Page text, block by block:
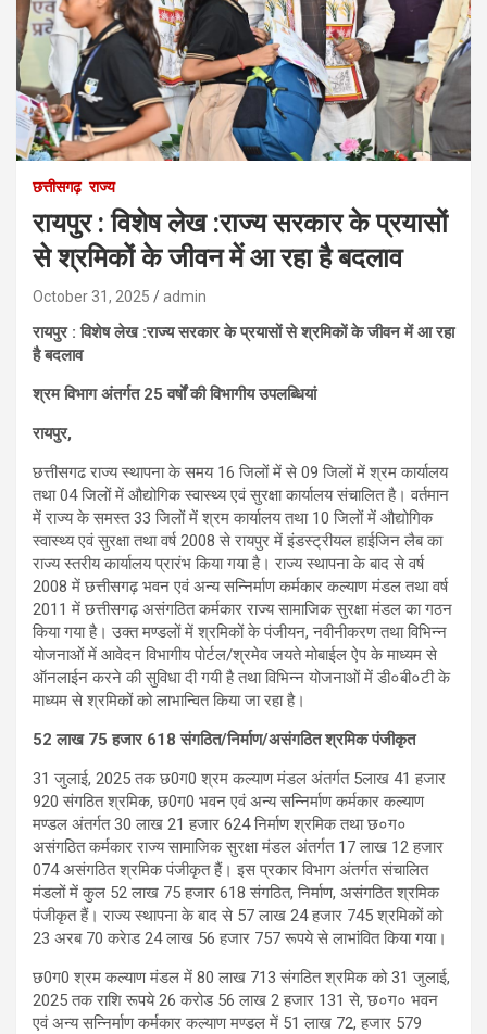
छत्तीसगढ़ राज्य
रायपुर : विशेष लेख :राज्य सरकार के प्रयासों
से श्रमिकों के जीवन में आ रहा है बदलाव
October 31, 2025 admin
रायपुर : विशेष लेख :राज्य सरकार के प्रयासों से श्रमिकों के जीवन में आ रहा
है बदलाव
श्रम विभाग अंतर्गत 25 वर्षों की विभागीय उपलब्धियां
रायपुर,
छत्तीसगढ राज्य स्थापना के समय 16 जिलों में से 09 जिलों में श्रम कार्यालय
तथा 04 जिलों में औद्योगिक स्वास्थ्य एवं सुरक्षा कार्यालय संचालित है। वर्तमान
में राज्य के समस्त 33 जिलों में श्रम कार्यालय तथा 10 जिलों में औद्योगिक
स्वास्थ्य एवं सुरक्षा तथा वर्ष 2008 से रायपुर में इंडस्ट्रीयल हाईजिन लैब का
राज्य स्तरीय कार्यालय प्रारंभ किया गया है। राज्य स्थापना के बाद से वर्ष
2008 में छत्तीसगढ़ भवन एवं अन्य सन्निर्माण कर्मकार कल्याण मंडल तथा वर्ष
2011 में छत्तीसगढ़ असंगठित कर्मकार राज्य सामाजिक सुरक्षा मंडल का गठन
किया गया है। उक्त मण्डलों में श्रमिकों के पंजीयन, नवीनीकरण तथा विभिन्न
योजनाओं में आवेदन विभागीय पोर्टल/श्रमेव जयते मोबाईल ऐप के माध्यम से
ऑनलाईन करने की सुविधा दी गयी है तथा विभिन्न योजनाओं में डी०बी०टी के
माध्यम से श्रमिकों को लाभान्वित किया जा रहा है।
52 लाख 75 हजार 618 संगठित/निर्माण/असंगठित श्रमिक पंजीकृत
31 जुलाई, 2025 तक छ0ग0 श्रम कल्याण मंडल अंतर्गत 5लाख 41 हजार
920 संगठित श्रमिक, छ0ग0 भवन एवं अन्य सन्निर्माण कर्मकार कल्याण
मण्डल अंतर्गत 30 लाख 21 हजार 624 निर्माण श्रमिक तथा छ०ग०
असंगठित कर्मकार राज्य सामाजिक सुरक्षा मंडल अंतर्गत 17 लाख 12 हजार
074 असंगठित श्रमिक पंजीकृत हैं। इस प्रकार विभाग अंतर्गत संचालित
मंडलों में कुल 52 लाख 75 हजार 618 संगठित, निर्माण, असंगठित श्रमिक
पंजीकृत हैं। राज्य स्थापना के बाद से 57 लाख 24 हजार 745 श्रमिकों को
23 अरब 70 करेाड 24 लाख 56 हजार 757 रूपये से लाभांवित किया गया।
छ0ग0 श्रम कल्याण मंडल में 80 लाख 713 संगठित श्रमिक को 31 जुलाई,
2025 तक राशि रूपये 26 करोड 56 लाख 2 हजार 131 से, छ०ग० भवन
एवं अन्य सन्निर्माण कर्मकार कल्याण मण्डल में 51 लाख 72, हजार 579